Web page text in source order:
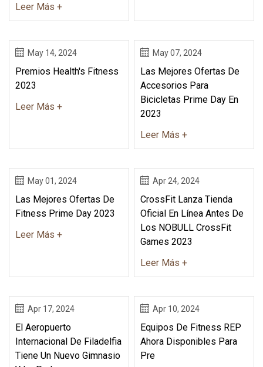
Leer Más +
May 14, 2024
Premios Health's Fitness
2023
Leer Más +
May 07, 2024
Las Mejores Ofertas De
Accesorios Para
Bicicletas Prime Day En
2023
Leer Más +
May 01, 2024
Las Mejores Ofertas De
Fitness Prime Day 2023
Leer Más +
Apr 24, 2024
CrossFit Lanza Tienda
Oficial En Línea Antes De
Los NOBULL CrossFit
Games 2023
Leer Más +
Apr 17, 2024
El Aeropuerto
Internacional De Filadelfia
Tiene Un Nuevo Gimnasio
Apr 10, 2024
Equipos De Fitness REP
Ahora Disponibles Para
Pre